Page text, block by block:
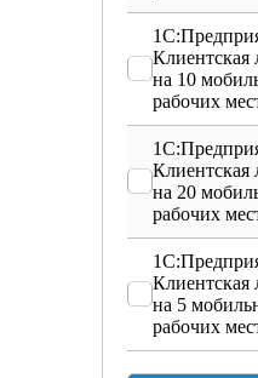
Клиентская
на 10
рабочих
Клиентская
на 20
рабочих
Клиентская
на 5
рабочих